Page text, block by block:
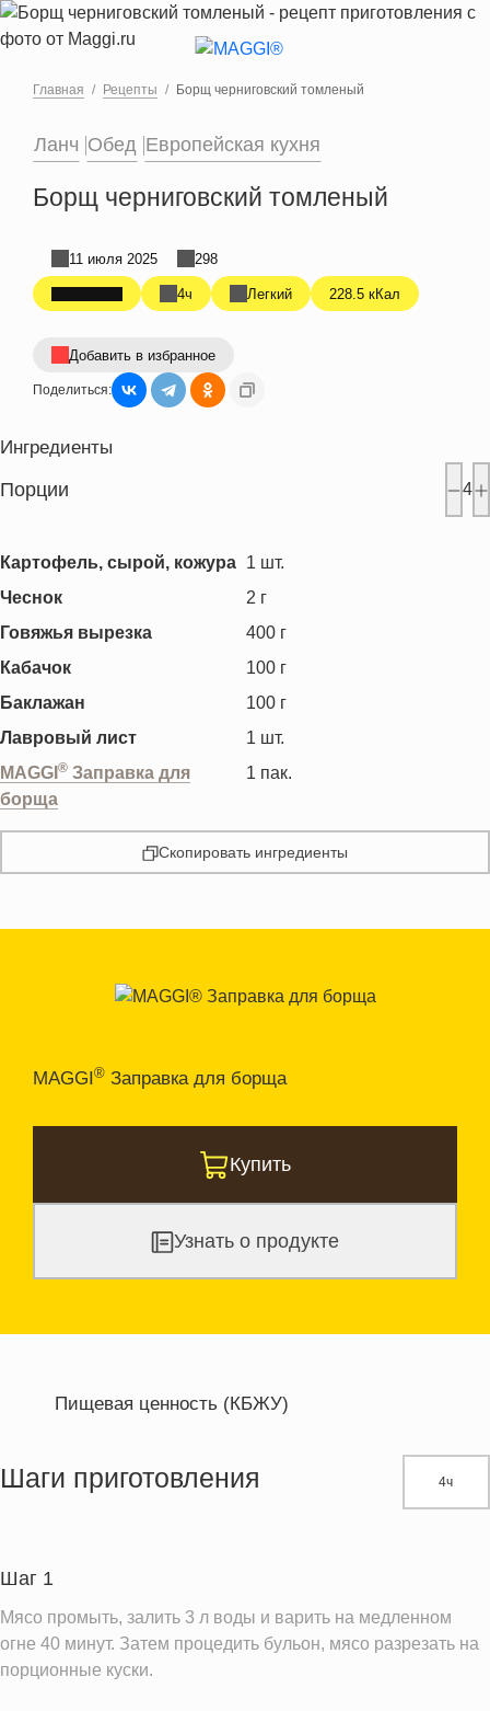
Перейти к основному содержанию
Главная Рецепты Борщ черниговский томленый
Ланч Обед Европейская кухня
Борщ черниговский томленый
4ч Легкий 228.5 кКал
11 июля 2025 298
Добавить в избранное
Поделиться:
Ингредиенты
Порции 4
Картофель, сырой, кожура 1 шт.
Чеснок
2 г
Говяжья вырезка
400 г
Кабачок
100 г
Баклажан
100 г
Лавровый лист
1 шт.
MAGGI ® Заправка для
борща
1 пак.
Скопировать ингредиенты
MAGGI® Заправка для борща
Купить
Узнать о продукте
Пищевая ценность (КБЖУ)
Жиры
Информация для одной порции
Шаги приготовления 4ч
Шаг 1
Мясо промыть, залить 3 л воды и варить на медленном
огне 40 минут. Затем процедить бульон, мясо разрезать на
порционные куски.